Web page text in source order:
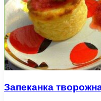
Запеканка